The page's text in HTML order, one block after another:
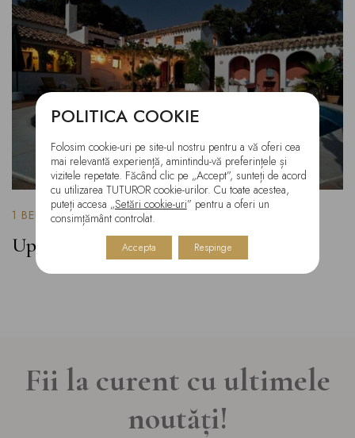
1 BEDROOM 120 SQ.M.
Uptown Residence
Fii la curent cu ultimele
noutăți!
POLITICA COOKIE
Folosim cookie-uri pe site-ul nostru pentru a vă oferi cea
mai relevantă experiență, amintindu-vă preferințele și
vizitele repetate. Făcând clic pe „Accept”, sunteți de acord
cu utilizarea TUTUROR cookie-urilor. Cu toate acestea,
puteți accesa „Setări cookie-uri” pentru a oferi un
consimțământ controlat.
Accepta Respinge